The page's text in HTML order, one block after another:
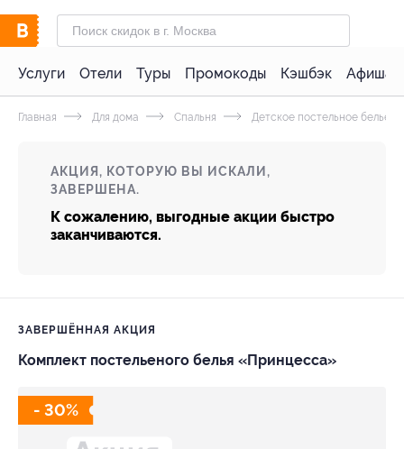
Услуги Отели Туры Промокоды Кэшбэк Афиша
Главная Для дома Спальня Детское постельное белье
АКЦИЯ, КОТОРУЮ ВЫ ИСКАЛИ,
ЗАВЕРШЕНА.
К сожалению, выгодные акции быстро
заканчиваются.
ЗАВЕРШЁННАЯ АКЦИЯ
Комплект постельеного белья «Принцесса»
- 30%